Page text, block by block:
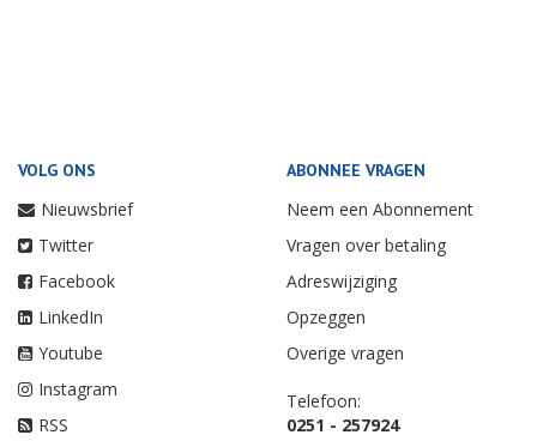
VOLG ONS
Nieuwsbrief
Twitter
Facebook
LinkedIn
Youtube
Instagram
RSS
ABONNEE VRAGEN
Neem een Abonnement
Vragen over betaling
Adreswijziging
Opzeggen
Overige vragen
Telefoon:
0251 - 257924